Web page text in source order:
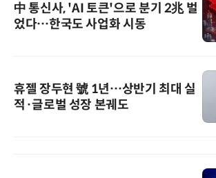
中 통신사, 'AI 토큰'으로 분기 2兆 벌
었다…한국도 사업화 시동
휴젤 장두현 號 1년…상반기 최대 실
적·글로벌 성장 본궤도